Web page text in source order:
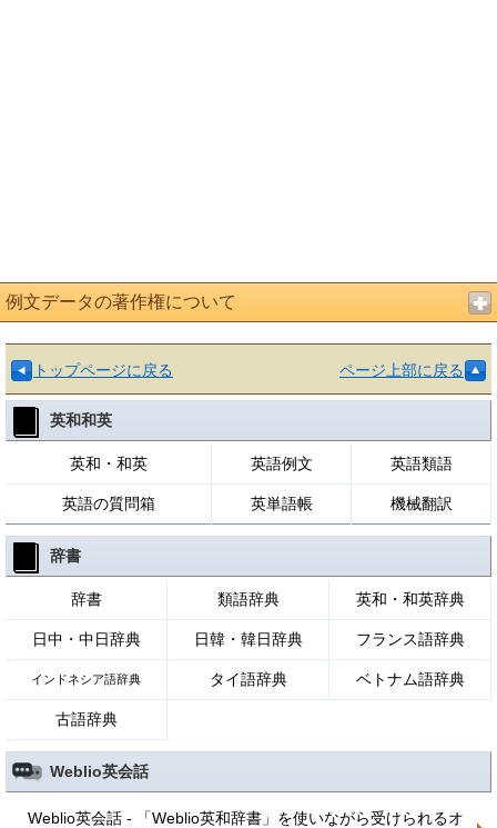
例文データの著作権について
トップページに戻る ページ上部に戻る
英和和英
英和・和英 英語例文 英語類語
英語の質問箱 英単語帳 機械翻訳
辞書
辞書 類語辞典 英和・和英辞典
日中・中日辞典 日韓・韓日辞典 フランス語辞典
インドネシア語辞典 タイ語辞典 ベトナム語辞典
古語辞典
Weblio英会話
Weblio英会話 - 「Weblio英和辞書」を使いながら受けられるオ